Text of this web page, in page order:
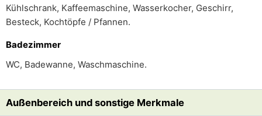
Kühlschrank, Kaffeemaschine, Wasserkocher, Geschirr,
Besteck, Kochtöpfe / Pfannen.
Badezimmer
WC, Badewanne, Waschmaschine.
Außenbereich und sonstige Merkmale